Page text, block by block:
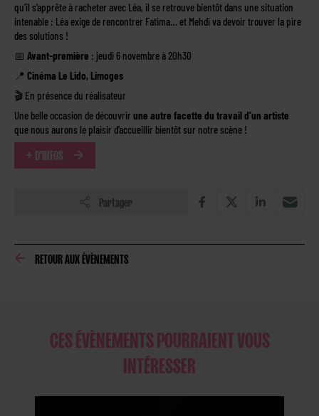
qu’il s’apprête à racheter avec Léa, il se retrouve bientôt dans une situation
intenable : Léa exige de rencontrer Fatima… et Mehdi va devoir trouver la pire
des solutions !
📅 Avant-première : jeudi 6 novembre à 20h30
📍 Cinéma Le Lido, Limoges
🎬 En présence du réalisateur
Une belle occasion de découvrir une autre facette du travail d’un artiste
que nous aurons le plaisir d’accueillir bientôt sur notre scène !
+ D’INFOS
Partager
RETOUR AUX ÉVÈNEMENTS
CES ÉVÈNEMENTS POURRAIENT VOUS
INTÉRESSER